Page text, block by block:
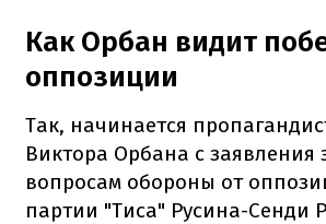
Как Орбан видит
оппозиции
Так, начинается
Виктора Орбана с заявления
вопросам обороны от
партии "Тиса" Русина-Сенди